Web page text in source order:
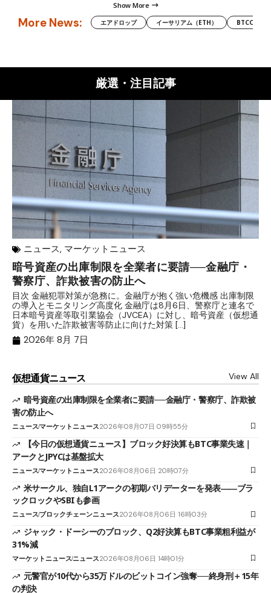
Show More
More News: エアドロップ イーサリアム（ETH） BTCC
厳選・注目記事
ニュース, マーケットニュース
暗号資産の出庫制限を全業者に要請──金融庁・
警察庁、詐欺被害の防止へ
目次 金融犯罪対策が急務に。金融庁が抱く強い危機感 出庫制限
の導入とモニタリング高度化 金融庁は8月6日、警察庁と連名で
日本暗号資産等取引業協会（JVCEA）に対し、暗号資産（仮想通
貨）を用いた詐欺被害等防止に向けた対策 […]
2026年 8月 7日
仮想通貨ニュース View All
暗号資産の出庫制限を全業者に要請──金融庁・警察庁、詐欺被
害の防止へ
ニュースマーケットニュース2026年08月07日 09時55分
【今日の仮想通貨ニュース】ブロック好決算もBTC事業失速｜
アークとJPYCは基盤拡大
ニュースマーケットニュース2026年08月06日 20時07分
米サークル、独自L1アークの初期バリデーターを発表――ブラ
ックロックやSBIも参画
ニュースブロックチェーンニュース2026年08月06日 16時03分
ジャック・ドーシーのブロック、Q2好決算もBTC事業粗利益が
31%減
マーケットニュースニュース2026年08月06日 14時01分
元警官が10代から35万ドルのビットコイン強奪──終身刑＋15年
の判決